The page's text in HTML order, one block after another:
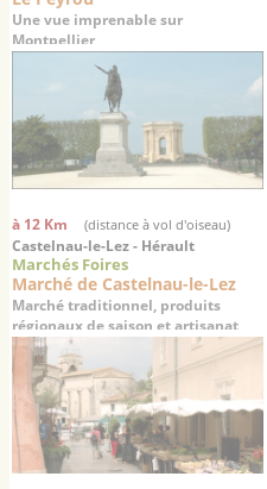
Une vue imprenable sur
Montpellier
à 12 Km (distance à vol d'oiseau)
Castelnau-le-Lez - Hérault
Marchés Foires
Marché de Castelnau-le-Lez
Marché traditionnel, produits
régionaux de saison et artisanat